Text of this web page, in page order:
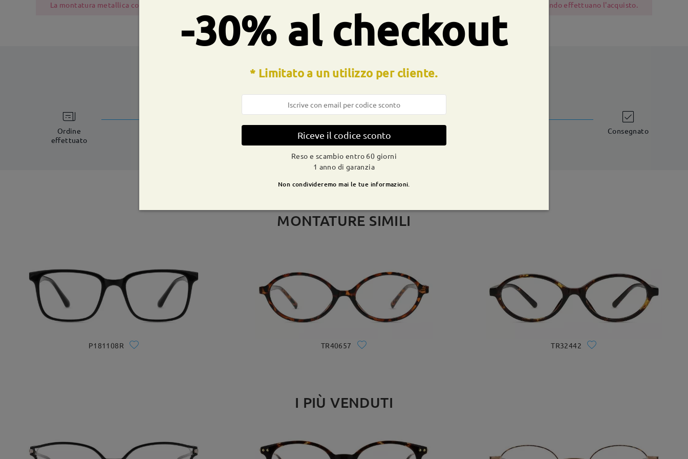
La montatura metallica contiene nichel a causa del processo di produzione. I clienti con la storia dell'allergia al nichel dovrebbero essere cauti quando effettuano l'acquisto.
CONSEGNA
Ordine
effettuato
tempi di spedizione
dettagli Spedito 9-21 giorni lavorativi Consegnato
MONTATURE SIMILI
P181108R TR40657 TR32442
I PIÙ VENDUTI
-30% al checkout
* Limitato a un utilizzo per cliente.
Riceve il codice sconto
Reso e scambio entro 60 giorni
1 anno di garanzia
Non condivideremo mai le tue informazioni.